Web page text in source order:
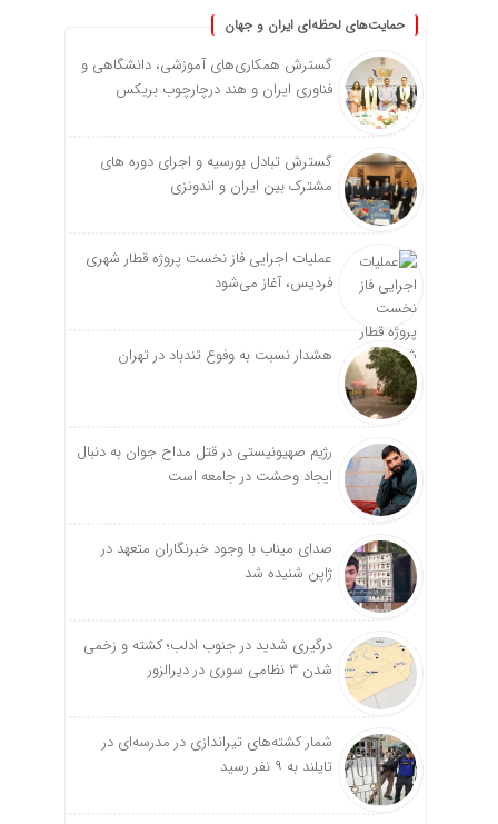
حمایت‌های لحظه‌ای ایران و جهان
گسترش همکاری‌های آموزشی، دانشگاهی و
فناوری ایران و هند درچارچوب بریکس
گسترش تبادل بورسیه و اجرای دوره های
مشترک بین ایران و اندونزی
عملیات اجرایی فاز نخست پروژه قطار شهری
فردیس، آغاز می‌شود
هشدار نسبت به وفوع تندباد در تهران
رژیم صهیونیستی در قتل مداح جوان به دنبال
ایجاد وحشت در جامعه است
صدای میناب با وجود خبرنگاران متعهد در
ژاپن شنیده شد
درگیری شدید در جنوب ادلب؛ کشته و زخمی
شدن ۳ نظامی سوری در دیرالزور
شمار کشته‌های تیراندازی در مدرسه‌ای در
تایلند به ۹ نفر رسید